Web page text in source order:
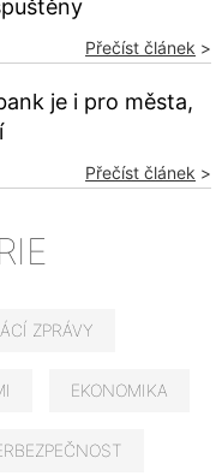
Přečíst článek >
je i pro města,
Přečíst článek >
ZPRÁVY
EKONOMIKA